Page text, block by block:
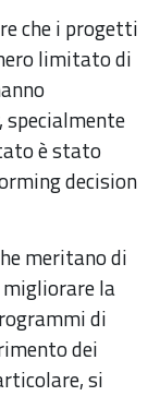
che i progetti
limitato di
è stato
decision
meritano di
migliorare la
di
dei
si